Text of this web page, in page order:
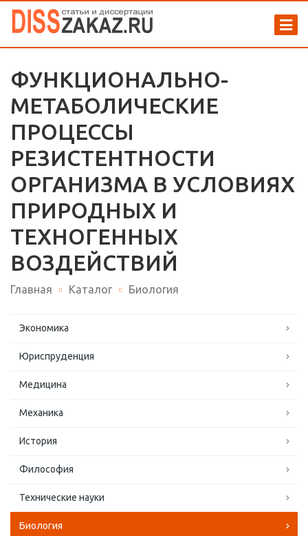
ФУНКЦИОНАЛЬНО-
МЕТАБОЛИЧЕСКИЕ
ПРОЦЕССЫ
РЕЗИСТЕНТНОСТИ
ОРГАНИЗМА В УСЛОВИЯХ
ПРИРОДНЫХ И
ТЕХНОГЕННЫХ
ВОЗДЕЙСТВИЙ
Главная Каталог Биология
Экономика
Юриспруденция
Медицина
Механика
История
Философия
Технические науки
Биология